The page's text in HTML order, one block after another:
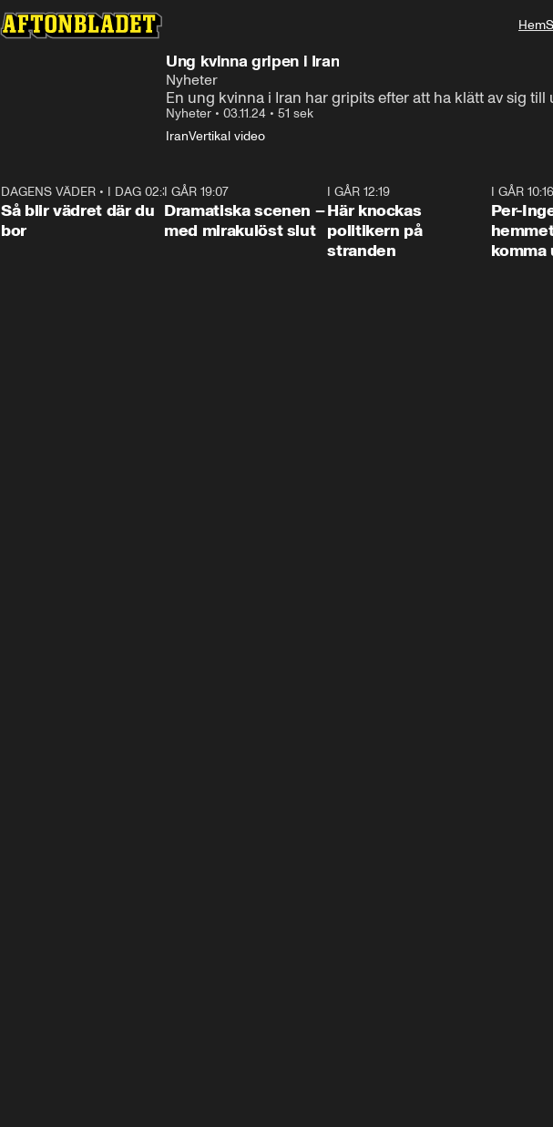
Hem
Ung kvinna gripen i Iran
Nyheter
En ung kvinna i Iran har gripits efter att ha klätt av sig
Nyheter • 03.11.24 • 51 sek
IranVertikal video
1:06
DAGENS VÄDER • I DAG 02:30
Så blir vädret där du
bor
I GÅR 19:07
Dramatiska scenen –
med mirakulöst slut
I GÅR 12:19
Här knockas
politikern på
stranden
I GÅR 10:16
Per-
komma